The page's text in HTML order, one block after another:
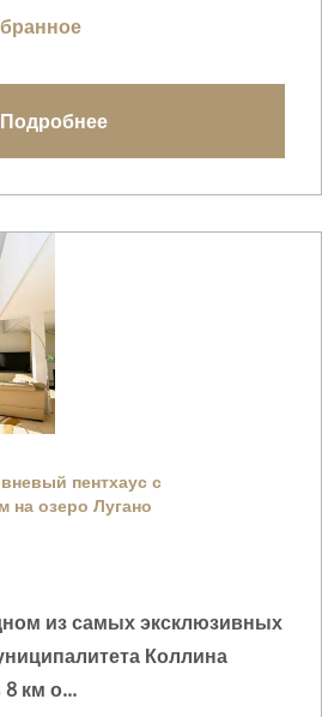
Подробнее
пентхаус с
на озеро Лугано
из самых эксклюзивных
Коллина
км о...